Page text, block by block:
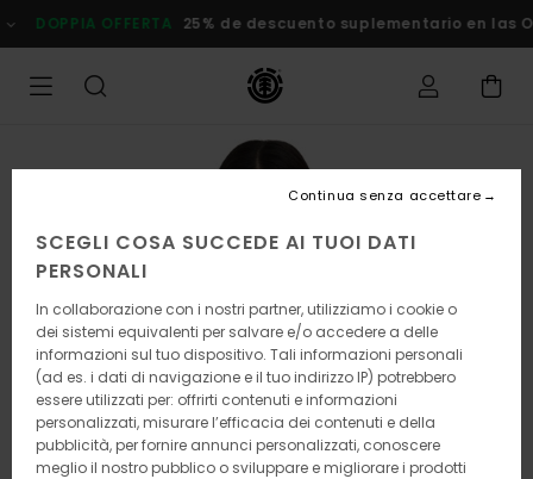
alle
informazioni
prodotto
DOPPIA OFFERTA 25% de descuento suplementario en las
SCEGLI COSA SUCCEDE AI TUOI DATI
PERSONALI
In collaborazione con i nostri partner, utilizziamo i cookie o
dei sistemi equivalenti per salvare e/o accedere a delle
informazioni sul tuo dispositivo. Tali informazioni personali
(ad es. i dati di navigazione e il tuo indirizzo IP) potrebbero
essere utilizzati per: offrirti contenuti e informazioni
personalizzati, misurare l’efficacia dei contenuti e della
pubblicità, per fornire annunci personalizzati, conoscere
meglio il nostro pubblico o sviluppare e migliorare i prodotti
Continua senza accettare